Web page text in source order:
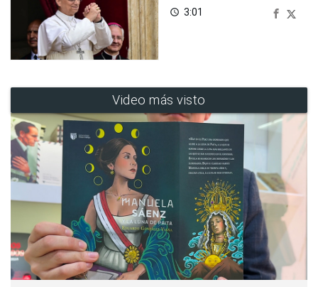
access_time 3:01
Video más visto